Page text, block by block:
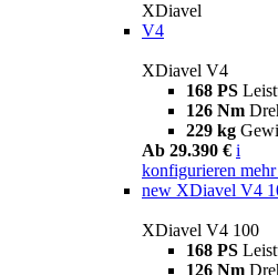
XDiavel
V4
XDiavel V4
168 PS
126 Nm
229 kg
Ab 29.390 € i
konfigurieren
new XDiavel V4
XDiavel V4 100
168 PS
126 Nm